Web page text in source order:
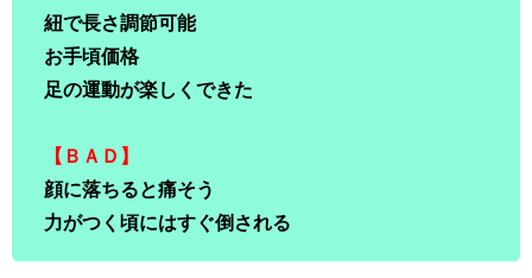
紐で長さ調節可能
お手頃価格
足の運動が楽しくできた
【ＢＡＤ】
顔に落ちると痛そう
力がつく頃にはすぐ倒される